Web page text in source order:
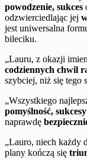
powodzenie, sukces
odzwierciedlając jej
jest uniwersalna
bileciku.
„Lauru, z okazji
codziennych chwil
szybciej, niż się tego
„Wszystkiego
pomyślność, sukcesy
naprawdę
„Lauro, niech każdy
plany kończą się